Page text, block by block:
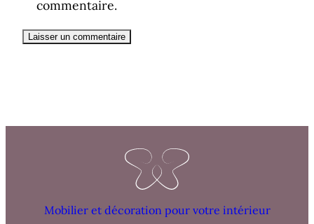
commentaire.
Mobilier et décoration pour votre intérieur